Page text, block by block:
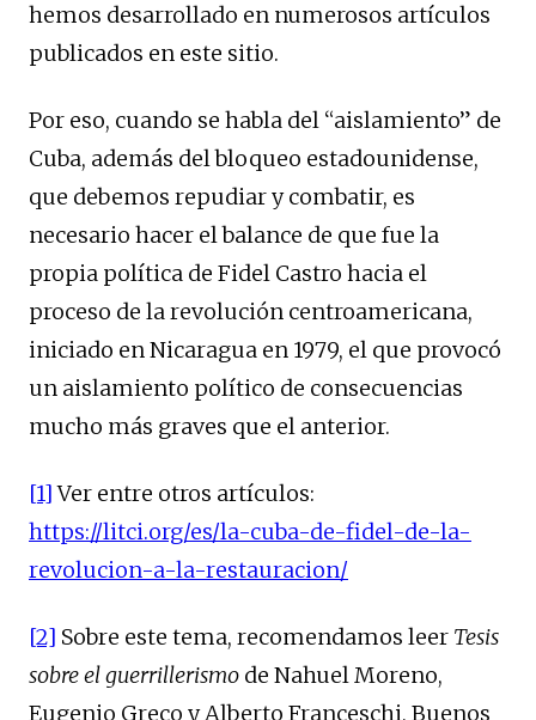
hemos desarrollado en numerosos artículos
publicados en este sitio.
Por eso, cuando se habla del “aislamiento” de
Cuba, además del bloqueo estadounidense,
que debemos repudiar y combatir, es
necesario hacer el balance de que fue la
propia política de Fidel Castro hacia el
proceso de la revolución centroamericana,
iniciado en Nicaragua en 1979, el que provocó
un aislamiento político de consecuencias
mucho más graves que el anterior.
[1]Ver entre otros artículos:
https://litci.org/es/la-cuba-de-fidel-de-la-
revolucion-a-la-restauracion/
[2] Sobre este tema, recomendamos leer Tesis
sobre el guerrillerismo de Nahuel Moreno,
Eugenio Greco y Alberto Franceschi, Buenos